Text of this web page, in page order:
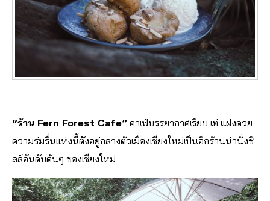
“ร้าน Fern Forest Cafe” คาเฟ่บรรยากาศเรียบ เท่ แฝงดวย
ความร่มรื่นแห่งนี้ตั้งอยู่กลางตัวเมืองเชียงใหม่เป็นอีกร้านน่านั่งชิ
ลล์อันดับต้นๆ ของเชียงใหม่